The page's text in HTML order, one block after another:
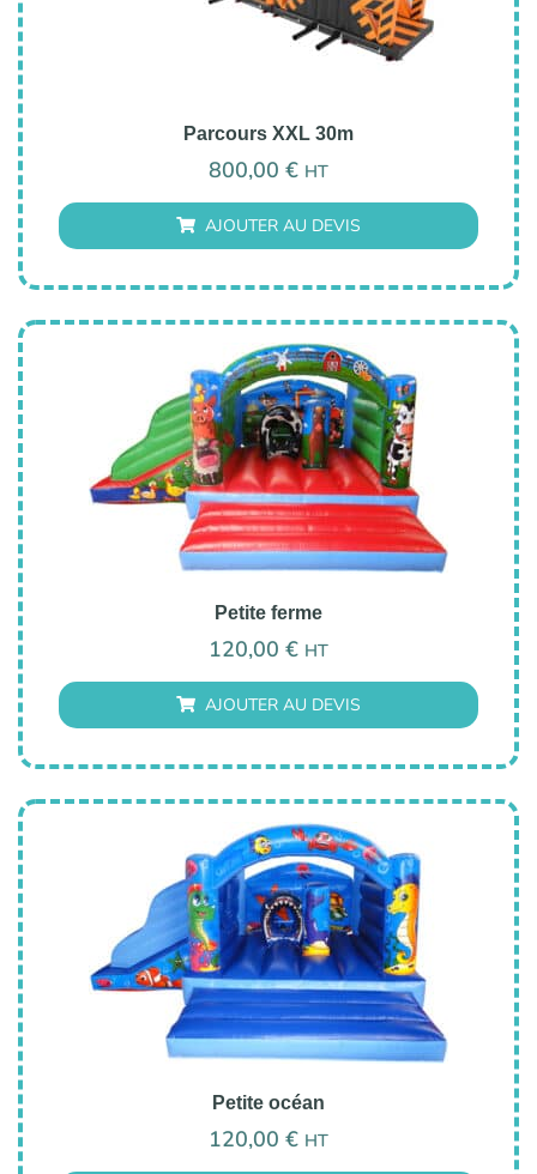
Parcours XXL 30m
800,00 € HT
AJOUTER AU DEVIS
Petite ferme
120,00 € HT
AJOUTER AU DEVIS
Petite océan
120,00 € HT